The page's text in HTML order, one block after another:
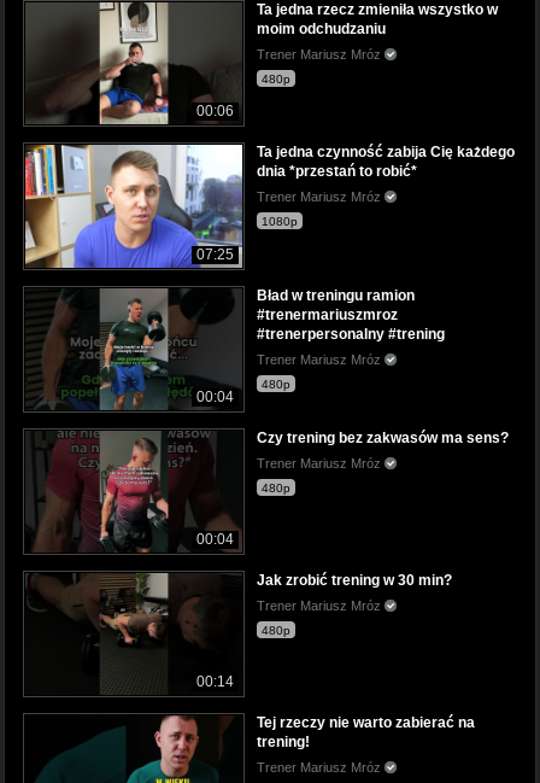
00:06
Ta jedna rzecz zmieniła wszystko w
moim odchudzaniu
Trener Mariusz Mróz
480p
07:25
Ta jedna czynność zabija Cię każdego
dnia *przestań to robić*
Trener Mariusz Mróz
1080p
00:04
Bład w treningu ramion
#trenermariuszmroz
#trenerpersonalny #trening
Trener Mariusz Mróz
480p
00:04
Czy trening bez zakwasów ma sens?
Trener Mariusz Mróz
480p
00:14
Jak zrobić trening w 30 min?
Trener Mariusz Mróz
480p
Tej rzeczy nie warto zabierać na
trening!
Trener Mariusz Mróz